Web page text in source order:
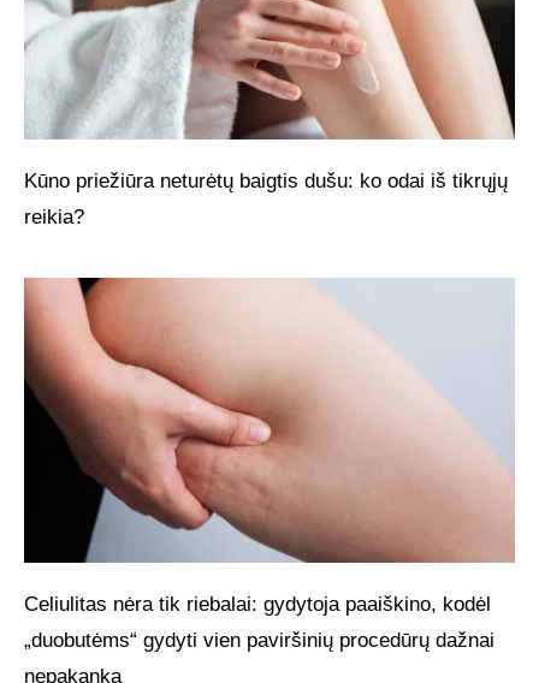
Kūno priežiūra neturėtų baigtis dušu: ko odai iš tikrųjų
reikia?
Celiulitas nėra tik riebalai: gydytoja paaiškino, kodėl
„duobutėms“ gydyti vien paviršinių procedūrų dažnai
nepakanka